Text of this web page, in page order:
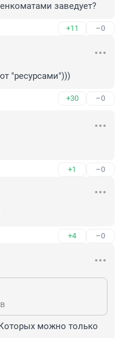
заведует?
+11 –0
"ресурсами")))
+30 –0
+1 –0
+4 –0
можно только